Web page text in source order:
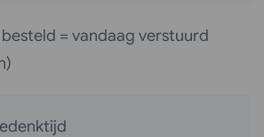
= vandaag verstuurd